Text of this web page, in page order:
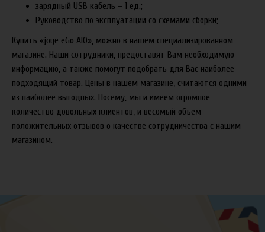
зарядный USB кабель – 1 ед.;
Руководство по эксплуатации со схемами сборки;
Купить «joye eGo AIO», можно в нашем специализированном
магазине. Наши сотрудники, предоставят Вам необходимую
информацию, а также помогут подобрать для Вас наиболее
подходящий товар. Цены в нашем магазине, считаются одними
из наиболее выгодных. Посему, мы и имеем огромное
количество довольных клиентов, и весомый объем
положительных отзывов о качестве сотрудничества с нашим
магазином.